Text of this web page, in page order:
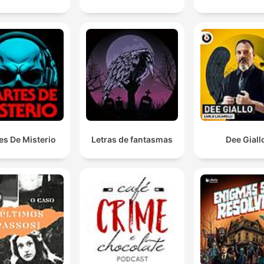
também pode ir direto
De Misterio Letras de fantasmas Dee